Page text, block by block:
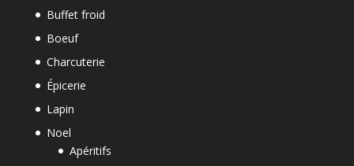
Buffet froid
Boeuf
Charcuterie
Épicerie
Lapin
Noel
Apéritifs